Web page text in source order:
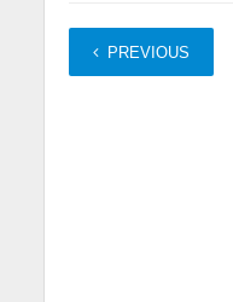
PREVIOUS